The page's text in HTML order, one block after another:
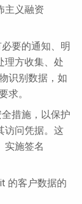
主义融资
要的通知、明
理方收集、处
识别数据，如
求。
措施，以保护
访问凭据。这
实施签名
的客户数据的